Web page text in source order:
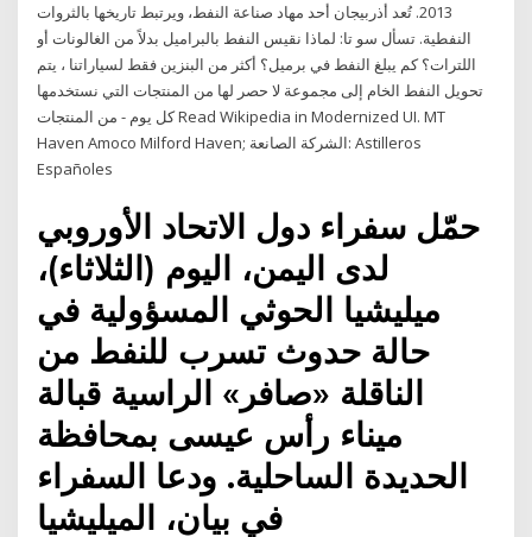
2013. تُعد أذربيجان أحد مهاد صناعة النفط، ويرتبط تاريخها بالثروات
النفطية. تسأل سو تا: لماذا نقيس النفط بالبراميل بدلاً من الغالونات أو
اللترات؟ كم يبلغ النفط في برميل؟ أكثر من البنزين فقط لسياراتنا ، يتم
تحويل النفط الخام إلى مجموعة لا حصر لها من المنتجات التي نستخدمها
كل يوم - من المنتجات Read Wikipedia in Modernized UI. MT
Haven Amoco Milford Haven; الشركة الصانعة: Astilleros
Españoles
حمّل سفراء دول الاتحاد الأوروبي
لدى اليمن، اليوم (الثلاثاء)،
ميليشيا الحوثي المسؤولية في
حالة حدوث تسرب للنفط من
الناقلة «صافر» الراسية قبالة
ميناء رأس عيسى بمحافظة
الحديدة الساحلية. ودعا السفراء
في بيان، الميليشيا